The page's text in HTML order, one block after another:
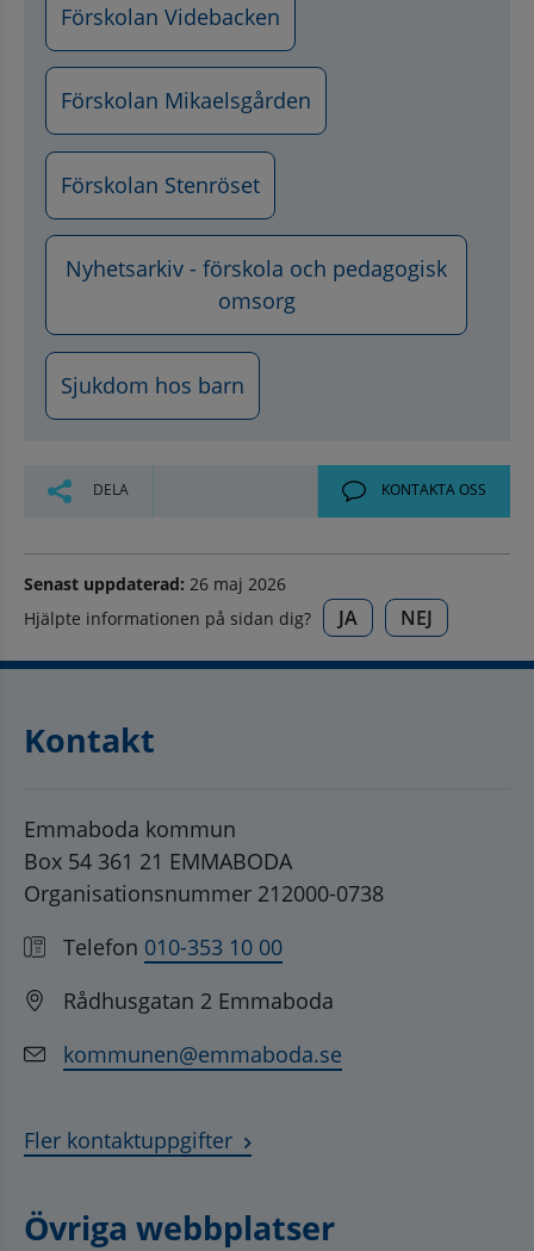
Förskolan Videbacken
Förskolan Mikaelsgården
Förskolan Stenröset
Nyhetsarkiv - förskola och pedagogisk
omsorg
Sjukdom hos barn
DELA KONTAKTA OSS
Senast uppdaterad: 26 maj 2026
Hjälpte informationen på sidan dig?
JA NEJ
Kontakt
Emmaboda kommun
Box 54 361 21 EMMABODA
Organisationsnummer 212000-0738
Telefon 010-353 10 00
Rådhusgatan 2 Emmaboda
kommunen@emmaboda.se
Fler kontaktuppgifter
Övriga webbplatser